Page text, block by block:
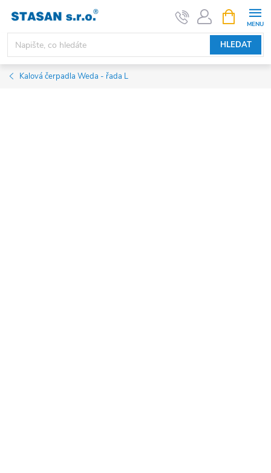
obsah
HLEDAT
NÁKUPNÍ
KOŠÍK
Kalová čerpadla Weda - řada L